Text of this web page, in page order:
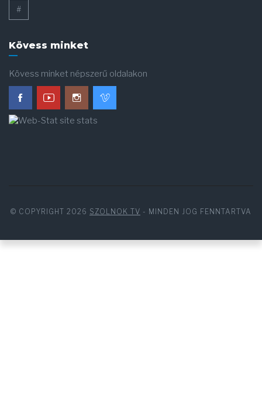
#
Kövess minket
Kövess minket népszerű oldalakon
© COPYRIGHT 2026 SZOLNOK TV - MINDEN JOG FENNTARTVA